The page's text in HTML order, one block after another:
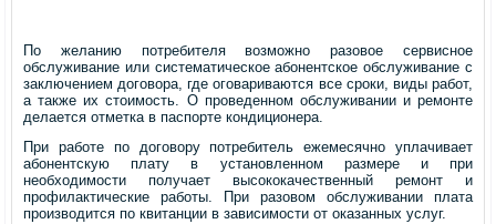
По желанию потребителя возможно разовое сервисное
обслуживание или систематическое абонентское обслуживание с
заключением договора, где оговариваются все сроки, виды работ,
а также их стоимость. О проведенном обслуживании и ремонте
делается отметка в паспорте кондиционера.
При работе по договору потребитель ежемесячно уплачивает
абонентскую плату в установленном размере и при
необходимости получает высококачественный ремонт и
профилактические работы. При разовом обслуживании плата
производится по квитанции в зависимости от оказанных услуг.